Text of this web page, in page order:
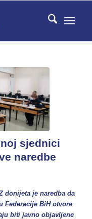
sjednici
naredbe
donijeta je naredba da
Federacije BiH otvore
biti javno objavljene